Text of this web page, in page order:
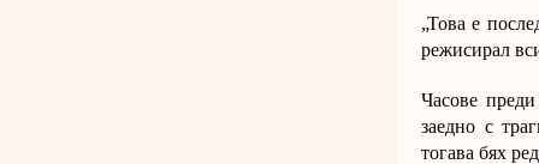
„Това е
режисирал
Часове
заедно с
тогава бях